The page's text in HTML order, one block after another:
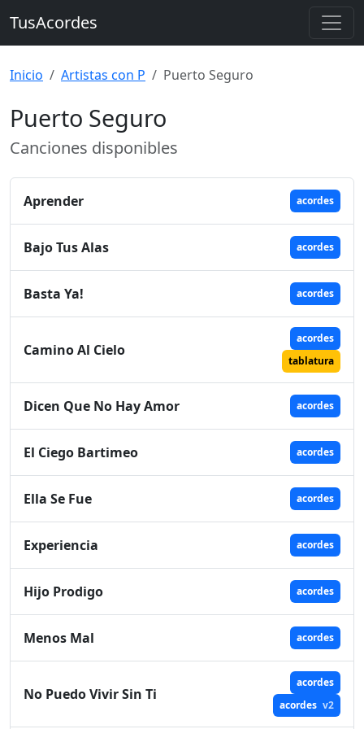
TusAcordes
Inicio Artistas con P Puerto Seguro
Puerto Seguro
Canciones disponibles
Aprender acordes
Bajo Tus Alas acordes
Basta Ya! acordes
Camino Al Cielo
acordes
tablatura
Dicen Que No Hay Amor acordes
El Ciego Bartimeo acordes
Ella Se Fue acordes
Experiencia acordes
Hijo Prodigo acordes
Menos Mal acordes
No Puedo Vivir Sin Ti
acordes
acordes v2